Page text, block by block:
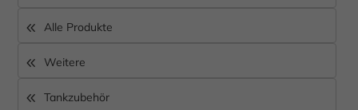
Alle Produkte
Weitere
Tankzubehör